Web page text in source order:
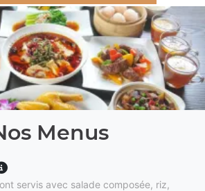
Menus
servis avec salade composée, riz,